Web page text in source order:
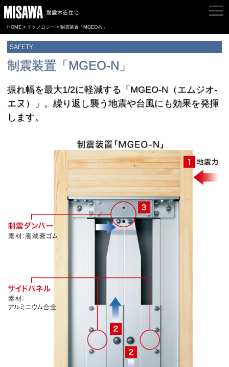
HOME > テクノロジー > 制震装置「MGEO-N」
SAFETY
制震装置「MGEO-N」
振れ幅を最大1/2に軽減する「MGEO-N（エムジオ-
エヌ）」。 繰り返し襲う地震や台風にも効果を発揮
します。